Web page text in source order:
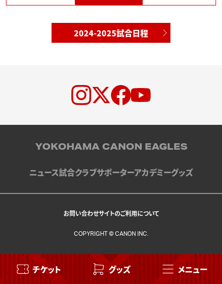
2024-2025試合日程
YOKOHAMA CANON EAGLES
ニュース試合クラブサポーターアカデミーグッズ
お問い合わせサイトのご利用について
COPYRIGHT © CANON INC.
チケット グッズ メニュー